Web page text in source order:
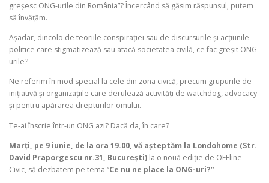
greșesc ONG-urile din România”? Încercând să găsim răspunsul, putem
să învățăm.
Așadar, dincolo de teoriile conspirației sau de discursurile și acțiunile
politice care stigmatizează sau atacă societatea civilă, ce fac greșit ONG-
urile?
Ne referim în mod special la cele din zona civică, precum grupurile de
inițiativă și organizațiile care derulează activități de watchdog, advocacy
și pentru apărarea drepturilor omului.
Te-ai înscrie într-un ONG azi? Dacă da, în care?
Marți, pe 9 iunie, de la ora 19.00, vă așteptăm la Londohome (Str.
David Praporgescu nr.31, București) la o nouă ediție de OFFline
Civic, să dezbatem pe tema “Ce nu ne place la ONG-uri?”